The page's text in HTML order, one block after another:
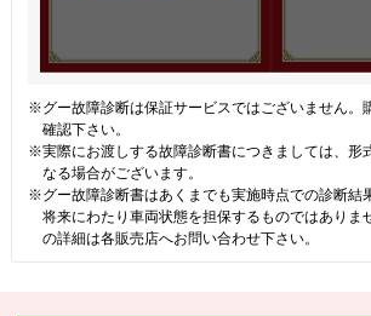
※グー故障診断は保証サービスではございません。
確認下さい。
※実際にお渡しする故障診断書につきましては、形
なる場合がございます。
※グー故障診断書はあくまでも実施時点での診断結
将来にわたり車両状態を担保するものではありま
の詳細は各販売店へお問い合わせ下さい。